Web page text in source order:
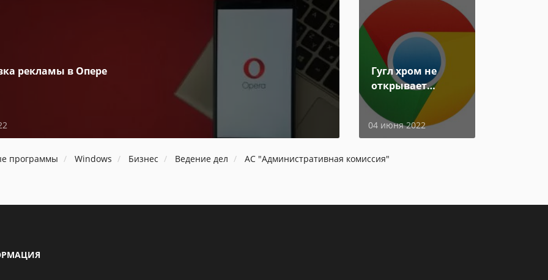
рекламы в Опере
Гугл хром не
открывает
04 июня 2022
программы Windows Бизнес Ведение дел АС "Административная комиссия"